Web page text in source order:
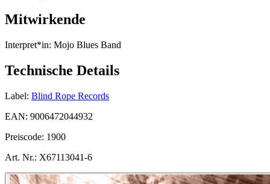
Mitwirkende
Interpret*in: Mojo Blues Band
Technische Details
Label: Blind Rope Records
EAN: 9006472044932
Preiscode: 1900
Art. Nr.: X67113041-6